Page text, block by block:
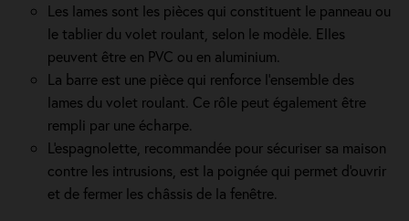
Les lames sont les pièces qui constituent le panneau ou
le tablier du volet roulant, selon le modèle. Elles
peuvent être en PVC ou en aluminium.
La barre est une pièce qui renforce l’ensemble des
lames du volet roulant. Ce rôle peut également être
rempli par une écharpe.
L'espagnolette, recommandée pour sécuriser sa maison
contre les intrusions, est la poignée qui permet d'ouvrir
et de fermer les châssis de la fenêtre.